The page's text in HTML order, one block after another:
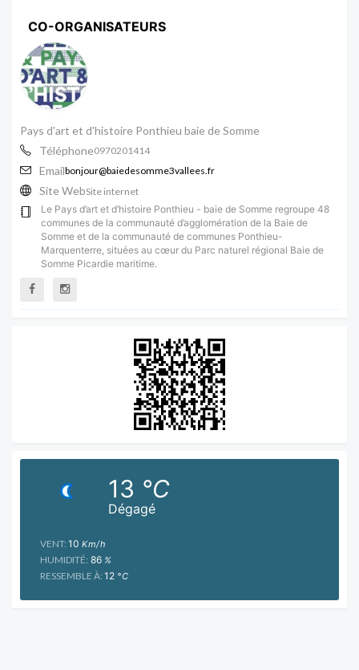
CO-ORGANISATEURS
Pays d'art et d'histoire Ponthieu baie de Somme
Téléphone0970201414
Emailbonjour@baiedesomme3vallees.fr
Site WebSite internet
Le Pays d’art et d’histoire Ponthieu - baie de Somme regroupe 48
communes de la communauté d’agglomération de la Baie de
Somme et de la communauté de communes Ponthieu-
Marquenterre, situées au cœur du Parc naturel régional Baie de
Somme Picardie maritime.
Dégagé
13 °C
VENT: 10 Km/h
HUMIDITÉ: 86 %
RESSEMBLE À: 12 °C